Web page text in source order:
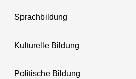
Sprachbildung
Kulturelle Bildung
Politische Bildung